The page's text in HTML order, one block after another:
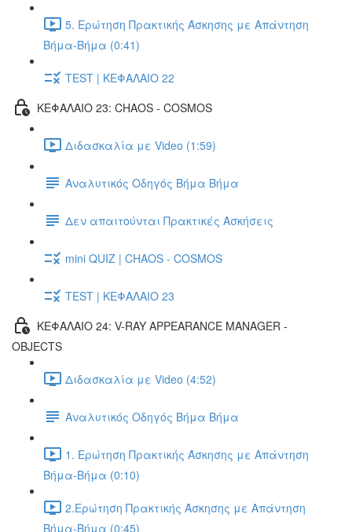
5. Ερώτηση Πρακτικής Άσκησης με Απάντηση
Βήμα-Βήμα (0:41)
TEST | ΚΕΦΑΛΑΙΟ 22
ΚΕΦΑΛΑΙΟ 23: CHAOS - COSMOS
Διδασκαλία με Video (1:59)
Αναλυτικός Οδηγός Βήμα Βήμα
Δεν απαιτούνται Πρακτικές Ασκήσεις
mini QUIZ | CHAOS - COSMOS
TEST | ΚΕΦΑΛΑΙΟ 23
ΚΕΦΑΛΑΙΟ 24: V-RAY APPEARANCE MANAGER -
OBJECTS
Διδασκαλία με Video (4:52)
Αναλυτικός Οδηγός Βήμα Βήμα
1. Ερώτηση Πρακτικής Άσκησης με Απάντηση
Βήμα-Βήμα (0:10)
2.Ερώτηση Πρακτικής Άσκησης με Απάντηση
Βήμα-Βήμα (0:45)